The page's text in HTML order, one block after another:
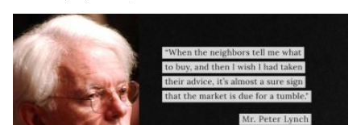
(đăng lại)
Kể từ 2021, chúng tôi sẽ lưu lại những lời ngợi khen, ủng hộ và
đáng trân quý của độc giả trong năm vừa qua để “giữ lửa” cho đội
ban biên tập tiếp tục cống...